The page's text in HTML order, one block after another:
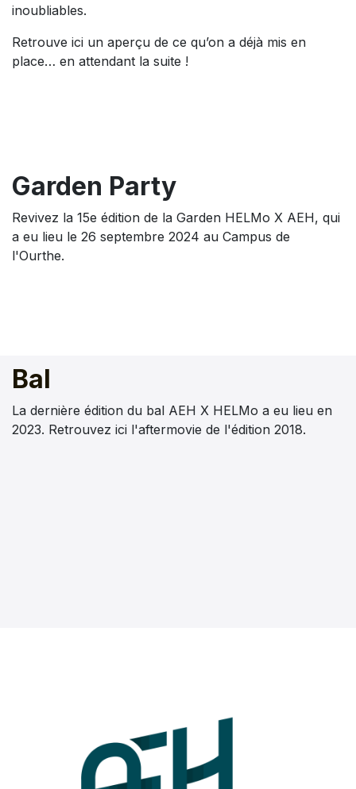
inoubliables.
Retrouve ici un aperçu de ce qu’on a déjà mis en
place… en attendant la suite !
Garden Party
Revivez la 15e édition de la Garden HELMo X AEH, qui
a eu lieu le 26 septembre 2024 au Campus de
l'Ourthe.
Bal
La dernière édition du bal AEH X HELMo a eu lieu en
2023. Retrouvez ici l'aftermovie de l'édition 2018.